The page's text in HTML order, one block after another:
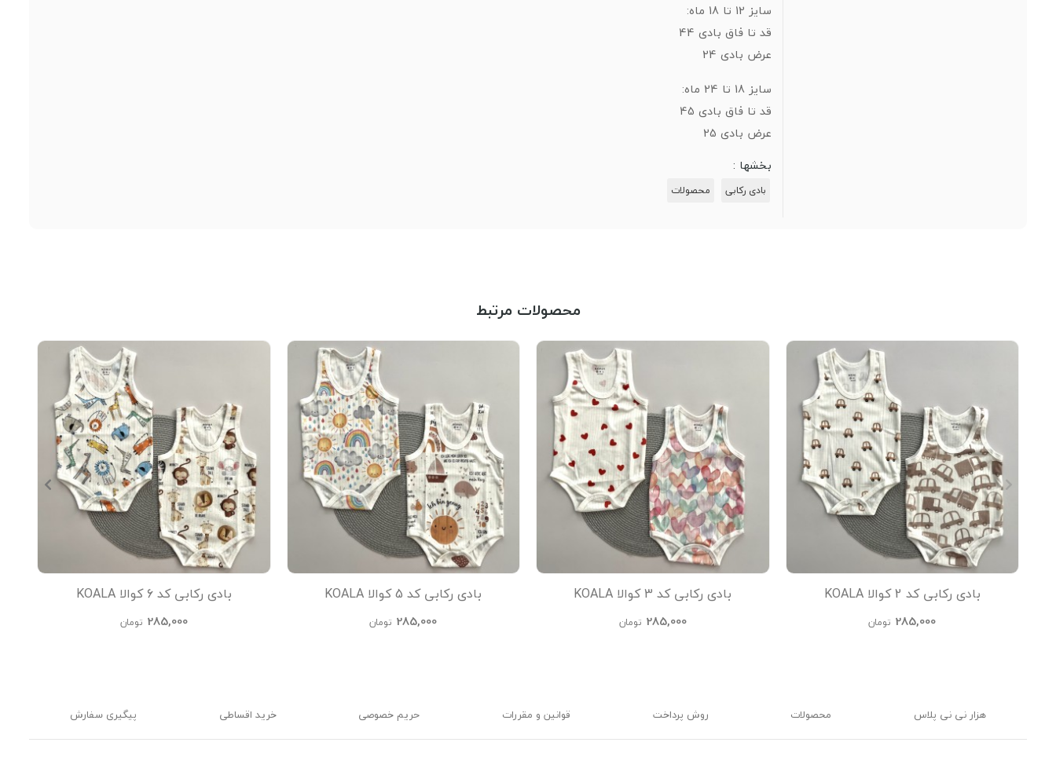
سایز 12 تا 18 ماه:
قد تا فاق بادی 44
عرض بادی 24
سایز 18 تا 24 ماه:
قد تا فاق بادی 45
عرض بادی 25
بخشها :
بادی رکابی محصولات
محصولات مرتبط
بادی رکابی کد 2 کوالا KOALA
285,000 تومان
بادی رکابی کد 3 کوالا KOALA
285,000 تومان
بادی رکابی کد 5 کوالا KOALA
285,000 تومان
بادی رکابی کد 6 کوالا KOALA
285,000 تومان
هزار نی نی پلاس محصولات روش پرداخت قوانین و مقررات حریم خصوصی خرید اقساطی پیگیری سفارش